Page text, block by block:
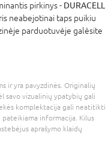
pirkinys - DURACELL
neabejotinai taps puikiu
parduotuvėje galėsite
ir yra pavyzdinės. Originalių
savo vizualinių ypatybių gali
komplektacija gali neatitikti
pateikiama informacija. Kilus
aprašymo klaidų